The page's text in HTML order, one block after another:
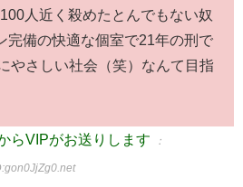
人近く殺めたとんでもない奴
完備の快適な個室で21年の刑で
やさしい社会（笑）なんて目指
らVIPがお送りします ：